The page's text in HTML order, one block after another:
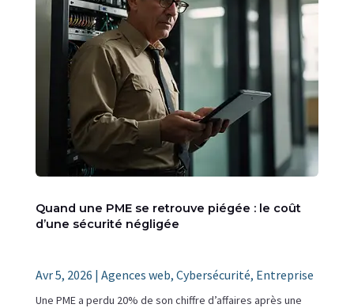
Quand une PME se retrouve piégée : le coût
d’une sécurité négligée
Avr 5, 2026 | Agences web, Cybersécurité, Entreprise
Une PME a perdu 20% de son chiffre d’affaires après une